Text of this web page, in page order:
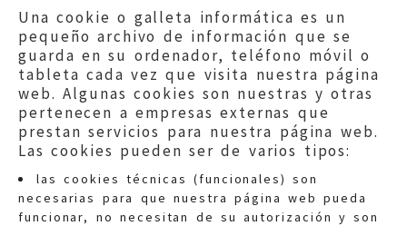
Una cookie o galleta informática es un
pequeño archivo de información que se
guarda en su ordenador, teléfono móvil o
tableta cada vez que visita nuestra página
web. Algunas cookies son nuestras y otras
pertenecen a empresas externas que
prestan servicios para nuestra página web.
Las cookies pueden ser de varios tipos:
las cookies técnicas (funcionales) son
necesarias para que nuestra página web pueda
funcionar, no necesitan de su autorización y son